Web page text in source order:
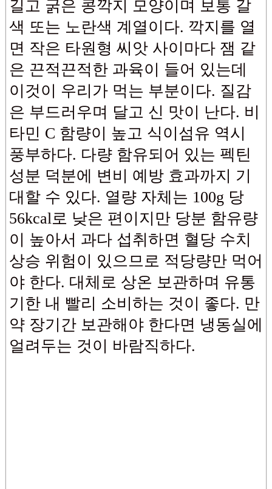
길고 굵은 콩깍지 모양이며 보통 갈
색 또는 노란색 계열이다. 깍지를 열
면 작은 타원형 씨앗 사이마다 잼 같
은 끈적끈적한 과육이 들어 있는데
이것이 우리가 먹는 부분이다. 질감
은 부드러우며 달고 신 맛이 난다. 비
타민 C 함량이 높고 식이섬유 역시
풍부하다. 다량 함유되어 있는 펙틴
성분 덕분에 변비 예방 효과까지 기
대할 수 있다. 열량 자체는 100g 당
56kcal로 낮은 편이지만 당분 함유량
이 높아서 과다 섭취하면 혈당 수치
상승 위험이 있으므로 적당량만 먹어
야 한다. 대체로 상온 보관하며 유통
기한 내 빨리 소비하는 것이 좋다. 만
약 장기간 보관해야 한다면 냉동실에
얼려두는 것이 바람직하다.